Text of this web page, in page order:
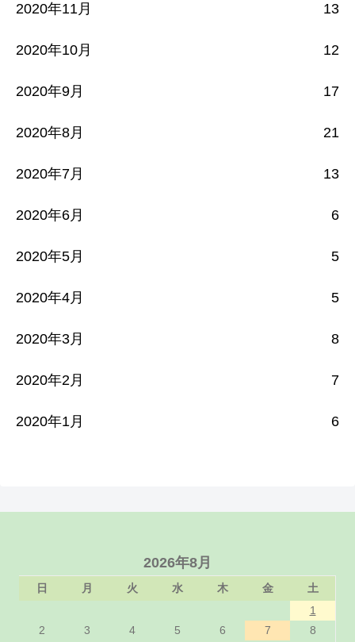
2020年11月 13
2020年10月 12
2020年9月 17
2020年8月 21
2020年7月 13
2020年6月 6
2020年5月 5
2020年4月 5
2020年3月 8
2020年2月 7
2020年1月 6
2026年8月
日 月 火 水 木 金
土
1
2
3 4 5 6 7
8